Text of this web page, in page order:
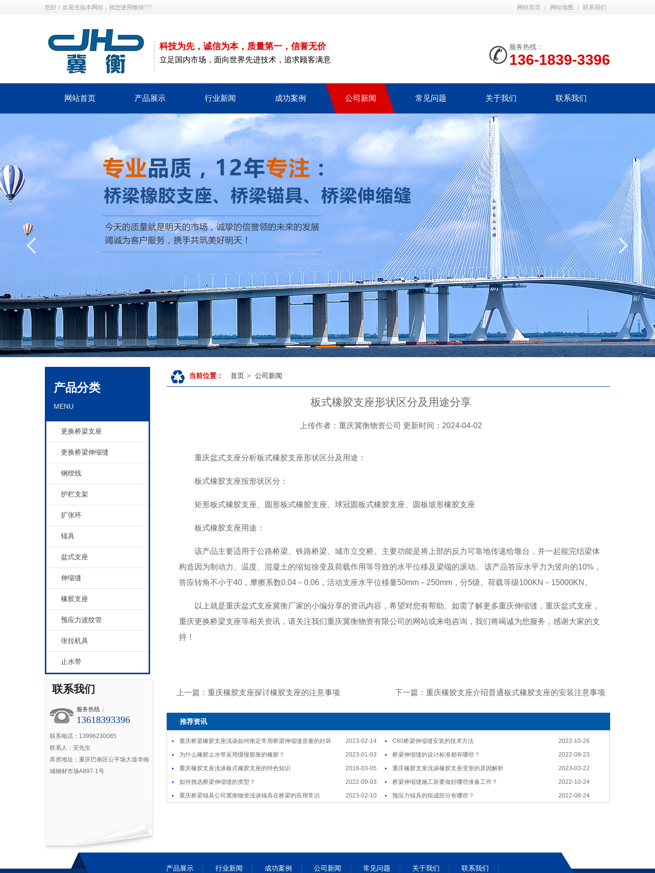
网站首页 网站地图 联系我们
您好！欢迎光临本网站，祝您使用愉快!!!!
科技为先，诚信为本，质量第一，信誉无价
立足国内市场，面向世界先进技术，追求顾客满意
服务热线：
136-1839-3396
网站首页 产品展示 行业新闻 成功案例 公司新闻 常见问题 关于我们 联系我们
1 2 3
产品分类
MENU
更换桥梁支座
更换桥梁伸缩缝
钢绞线
护栏支架
扩张环
锚具
盆式支座
伸缩缝
橡胶支座
预应力波纹管
张拉机具
止水带
联系我们
服务热线：
13618393396
联系电话：13996230085
联系人：安先生
库房地址：重庆巴南区公平场大道华南
城钢材市场A897-1号
当前位置： 首页 > 公司新闻
板式橡胶支座形状区分及用途分享
上传作者：重庆冀衡物资公司 更新时间：2024-04-02
重庆盆式支座分析板式橡胶支座形状区分及用途：
板式橡胶支座按形状区分：
矩形板式橡胶支座、圆形板式橡胶支座、球冠圆板式橡胶支座、圆板坡形橡胶支座
板式橡胶支座用途：
该产品主要适用于公路桥梁、铁路桥梁、城市立交桥。主要功能是将上部的反力可靠地传递给墩台，并一起能完结梁体
构造因为制动力、温度、混凝土的缩短徐变及荷载作用等导致的水平位移及梁端的滚动。 该产品答应水平力为竖向的10%，
答应转角不小于40，摩擦系数0.04－0.06，活动支座水平位移量50mm－250mm，分5级。荷载等级100KN－15000KN。
以上就是重庆盆式支座冀衡厂家的小编分享的资讯内容，希望对您有帮助。如需了解更多重庆伸缩缝，重庆盆式支座，
重庆更换桥梁支座等相关资讯，请关注我们重庆冀衡物资有限公司的网站或来电咨询，我们将竭诚为您服务，感谢大家的支
持！
上一篇：重庆橡胶支座探讨橡胶支座的注意事项 下一篇：重庆橡胶支座介绍普通板式橡胶支座的安装注意事项
推荐资讯
2023-02-14
重庆桥梁橡胶支座浅谈如何衡定常用桥梁伸缩缝质量的好坏 2022-10-26
C80桥梁伸缩缝安装的技术方法
2023-01-03
为什么橡胶止水带采用缓慢膨胀的橡胶？ 2022-08-23
桥梁伸缩缝的设计标准都有哪些？
2018-03-05
重庆橡胶支座浅谈板式橡胶支座的特色知识 2023-03-22
重庆橡胶支座浅谈橡胶支座变形的原因解析
2022-09-03
如何挑选桥梁伸缩缝的类型？ 2022-10-24
桥梁伸缩缝施工前要做好哪些准备工作？
2023-02-10
重庆桥梁锚具公司冀衡物资浅谈锚具在桥梁的应用常识 2022-08-24
预应力锚具的组成部分有哪些？
产品展示 行业新闻 成功案例 公司新闻 常见问题 关于我们 联系我们